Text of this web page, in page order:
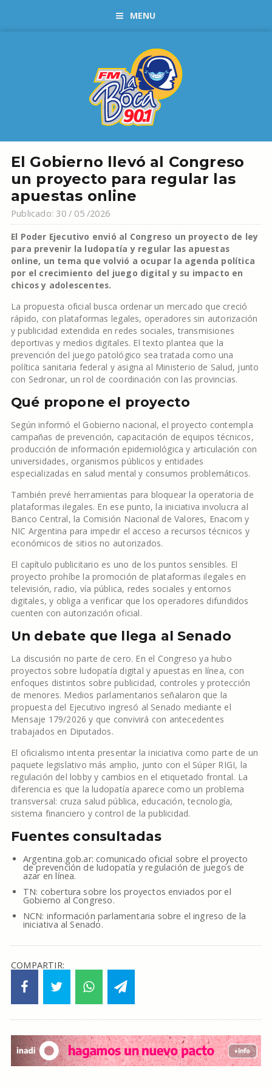
MENU
El Gobierno llevó al Congreso
un proyecto para regular las
apuestas online
Publicado: 30 / 05 /2026
El Poder Ejecutivo envió al Congreso un proyecto de ley
para prevenir la ludopatía y regular las apuestas
online, un tema que volvió a ocupar la agenda política
por el crecimiento del juego digital y su impacto en
chicos y adolescentes.
La propuesta oficial busca ordenar un mercado que creció
rápido, con plataformas legales, operadores sin autorización
y publicidad extendida en redes sociales, transmisiones
deportivas y medios digitales. El texto plantea que la
prevención del juego patológico sea tratada como una
política sanitaria federal y asigna al Ministerio de Salud, junto
con Sedronar, un rol de coordinación con las provincias.
Qué propone el proyecto
Según informó el Gobierno nacional, el proyecto contempla
campañas de prevención, capacitación de equipos técnicos,
producción de información epidemiológica y articulación con
universidades, organismos públicos y entidades
especializadas en salud mental y consumos problemáticos.
También prevé herramientas para bloquear la operatoria de
plataformas ilegales. En ese punto, la iniciativa involucra al
Banco Central, la Comisión Nacional de Valores, Enacom y
NIC Argentina para impedir el acceso a recursos técnicos y
económicos de sitios no autorizados.
El capítulo publicitario es uno de los puntos sensibles. El
proyecto prohíbe la promoción de plataformas ilegales en
televisión, radio, vía pública, redes sociales y entornos
digitales, y obliga a verificar que los operadores difundidos
cuenten con autorización oficial.
Un debate que llega al Senado
La discusión no parte de cero. En el Congreso ya hubo
proyectos sobre ludopatía digital y apuestas en línea, con
enfoques distintos sobre publicidad, controles y protección
de menores. Medios parlamentarios señalaron que la
propuesta del Ejecutivo ingresó al Senado mediante el
Mensaje 179/2026 y que convivirá con antecedentes
trabajados en Diputados.
El oficialismo intenta presentar la iniciativa como parte de un
paquete legislativo más amplio, junto con el Súper RIGI, la
regulación del lobby y cambios en el etiquetado frontal. La
diferencia es que la ludopatía aparece como un problema
transversal: cruza salud pública, educación, tecnología,
sistema financiero y control de la publicidad.
Fuentes consultadas
Argentina.gob.ar: comunicado oficial sobre el proyecto
de prevención de ludopatía y regulación de juegos de
azar en línea.
TN: cobertura sobre los proyectos enviados por el
Gobierno al Congreso.
NCN: información parlamentaria sobre el ingreso de la
iniciativa al Senado.
COMPARTIR: